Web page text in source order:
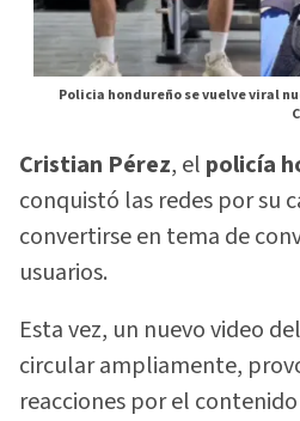
Policia hondureño se vuelve viral
Cristian Pérez, el policía
conquistó las redes por su
convertirse en tema de
usuarios.
Esta vez, un nuevo video
circular ampliamente,
reacciones por el